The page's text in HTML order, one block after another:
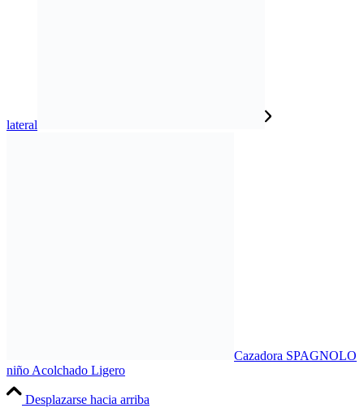
lateral
Cazadora SPAGNOLO
niño Acolchado Ligero
Desplazarse hacia arriba